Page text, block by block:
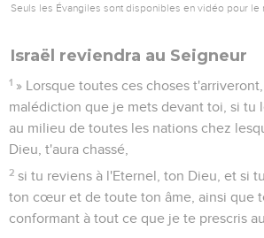
Seuls les Évangiles sont disponibles en vidéo pour le
Israël reviendra au Seigneur
1 » Lorsque toutes ces choses
malédiction que je mets devant toi, si tu
au milieu de toutes les nations chez
Dieu, t'aura chassé,
2 si tu reviens à l'Eternel, ton Dieu, et si
ton cœur et de toute ton âme, ainsi que
conformant à tout ce que je te prescris